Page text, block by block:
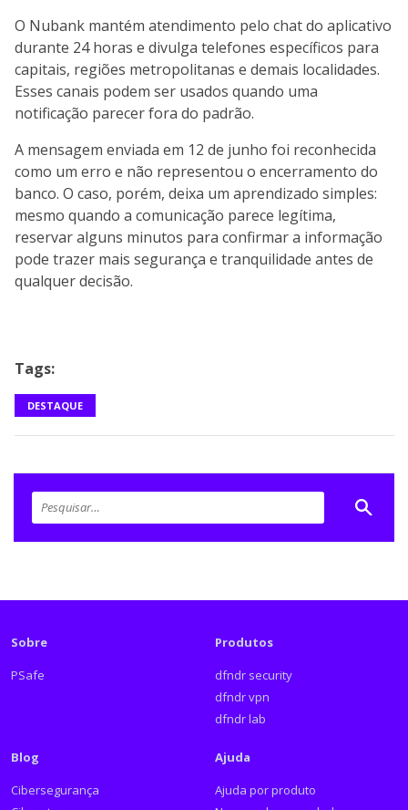
O Nubank mantém atendimento pelo chat do aplicativo
durante 24 horas e divulga telefones específicos para
capitais, regiões metropolitanas e demais localidades.
Esses canais podem ser usados quando uma
notificação parecer fora do padrão.
A mensagem enviada em 12 de junho foi reconhecida
como um erro e não representou o encerramento do
banco. O caso, porém, deixa um aprendizado simples:
mesmo quando a comunicação parece legítima,
reservar alguns minutos para confirmar a informação
pode trazer mais segurança e tranquilidade antes de
qualquer decisão.
Tags:
DESTAQUE
Sobre
PSafe
Produtos
dfndr security
dfndr vpn
dfndr lab
Blog
Cibersegurança
Ajuda
Ajuda por produto